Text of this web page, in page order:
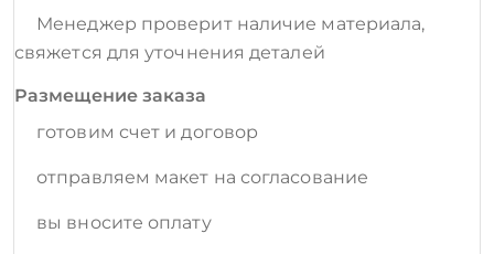
Менеджер проверит наличие материала,
свяжется для уточнения деталей
Размещение заказа
готовим счет и договор
отправляем макет на согласование
вы вносите оплату